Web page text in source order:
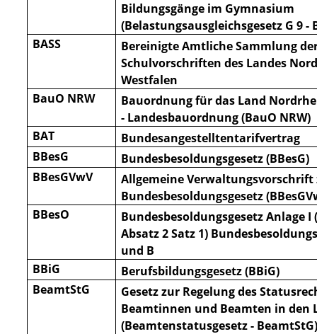
Bildungsgänge im Gymnasium
(Belastungsausgleichsgesetz G 9 -
BASS
Bereinigte Amtliche Sammlung
Schulvorschriften des Landes
Westfalen
BauO NRW
Bauordnung für das Land
- Landesbauordnung (BauO NRW)
BAT
Bundesangestelltentarifvertrag
BBesG
Bundesbesoldungsgesetz (BBesG)
BBesGVwV
Allgemeine Verwaltungsvorschrift
Bundesbesoldungsgesetz
BBesO
Bundesbesoldungsgesetz Anlage I
Absatz 2 Satz 1)
und B
BBiG
Berufsbildungsgesetz (BBiG)
BeamtStG
Gesetz zur Regelung des
Beamtinnen und Beamten in den
(Beamtenstatusgesetz - Be